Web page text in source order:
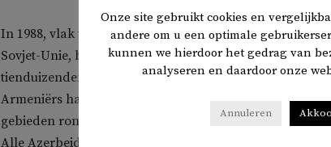
In 1988, vlak voor het einde van de Koude Oorlog en
Sovjet-Unie, brak er oorlog uit tussen Armenië en
tienduizenden mensen het leven kostte, werd in 1994
Armeniërs hadden Nagorno-Karabach ‘bevrijd’, maar
gebieden rondom de regio. Op grote schaal vonden er
Alle Azerbeidzjanen werden gedwongen hun koffers te
Onze site gebruikt cookies en
andere om u een optimale
kunnen we hierdoor het gedrag van
analyseren en daardoor onze
Annuleren